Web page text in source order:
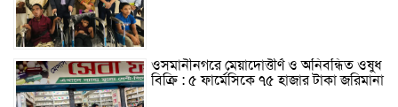
ওসমানীনগরে মেয়াদোত্তীর্ণ ও অনিবন্ধিত ওষুধ
বিক্রি : ৫ ফার্মেসিকে ৭৫ হাজার টাকা জরিমানা